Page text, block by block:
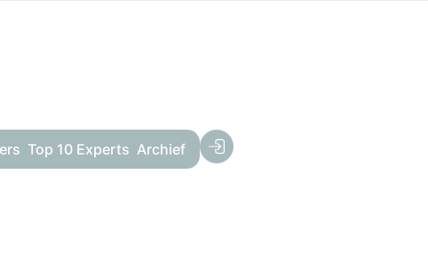
Top 10 Experts Archief